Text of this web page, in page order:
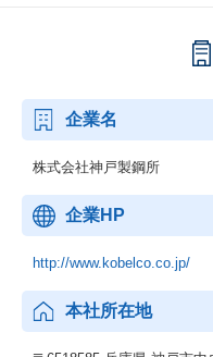
企業名
株式会社神戸製鋼所
企業HP
http://www.kobelco.co.jp/
本社所在地